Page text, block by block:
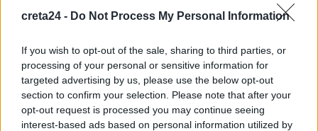
creta24 - Do Not Process My Personal Information
If you wish to opt-out of the sale, sharing to third parties, or
processing of your personal or sensitive information for
targeted advertising by us, please use the below opt-out
section to confirm your selection. Please note that after your
opt-out request is processed you may continue seeing
interest-based ads based on personal information utilized by
των θυμάτων στο τροχαίο στις Σέρρες
Υποκλοπές: Στο αρχείο παραμένει η υπόθεση – «Οχι» από τον
Αρειο Πάγο σε νέα έρευνα
7 Αυγούστου, 2026